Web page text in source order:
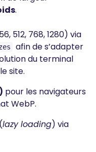
.
512, 768, 1280) via
afin de s’adapter
du terminal
site.
pour les navigateurs
WebP.
(lazy loading) via